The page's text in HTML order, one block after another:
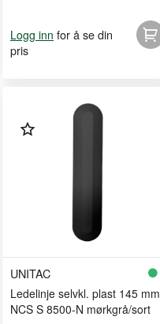
Logg inn for å se din
pris
UNITAC
Ledelinje selvkl. plast 145 mm
NCS S 8500-N mørkgrå/sort